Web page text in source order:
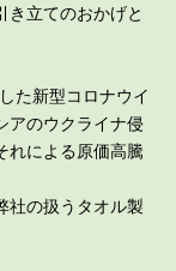
き⽴てのおかげと
た新型コロナウイ
アのウクライナ侵
れによる原価⾼騰
社の扱うタオル製